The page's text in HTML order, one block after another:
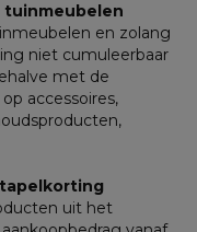
tuinmeubelen
en zolang
niet cumuleerbaar
met de
accessoires,
uit het